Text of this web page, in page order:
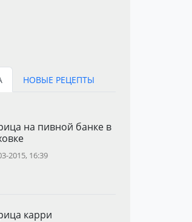
НОВЫЕ РЕЦЕПТЫ
на пивной банке в
2015, 16:39
карри